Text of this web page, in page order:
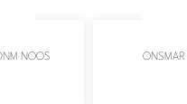
NOOS